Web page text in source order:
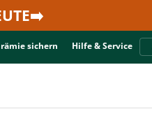
sichern Hilfe & Service